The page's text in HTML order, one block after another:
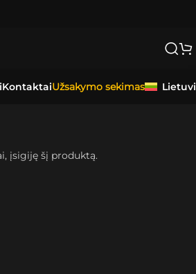
KontaktaiUžsakymo sekimas
įsigiję šį produktą.